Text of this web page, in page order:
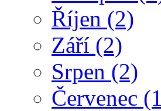
Říjen (2)
Září (2)
Srpen (2)
Červenec